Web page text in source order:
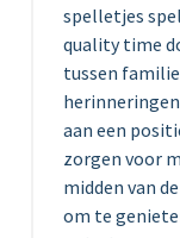
spelletjes
quality time
tussen
aan een
zorgen voor
midden van
om te